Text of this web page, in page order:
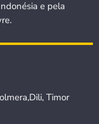
e pela
Timor